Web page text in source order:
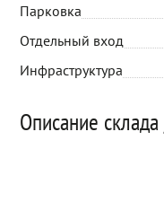
Парковка
Отдельный вход
Инфраструктура
Описание